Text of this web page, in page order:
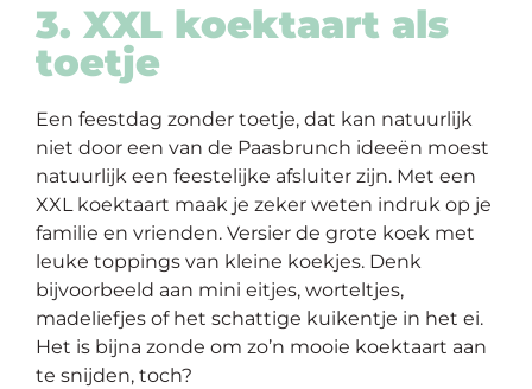
3. XXL koektaart als
toetje
Een feestdag zonder toetje, dat kan natuurlijk
niet door een van de Paasbrunch ideeën moest
natuurlijk een feestelijke afsluiter zijn. Met een
XXL koektaart maak je zeker weten indruk op je
familie en vrienden. Versier de grote koek met
leuke toppings van kleine koekjes. Denk
bijvoorbeeld aan mini eitjes, worteltjes,
madeliefjes of het schattige kuikentje in het ei.
Het is bijna zonde om zo’n mooie koektaart aan
te snijden, toch?